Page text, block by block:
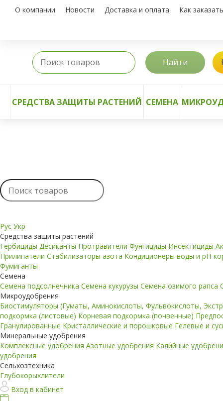
О компании Новости Доставка и оплата Как заказать
Найти
СРЕДСТВА ЗАЩИТЫ РАСТЕНИЙ СЕМЕНА
Рус Укр
Средства защиты растений
Гербициды Десиканты Протравители Фунгициды Инсектициды
Прилипатели Стабилизаторы азота Кондиционеры воды и pH-
Фумиганты
Семена
Семена подсолнечника Семена кукурузы Семена озимого рапса
Микроудобрения
Биостимуляторы (Гуматы, Аминокислоты, Фульвокислоты,
подкормка (листовые) Корневая подкормка (почвенные)
Гранулированные Кристаллические и порошковые Гелевые и
Минеральные удобрения
Комплексные удобрения Азотные удобрения Калийные
удобрения
Сельхозтехника
Глубокорыхлители
Вход в кабинет